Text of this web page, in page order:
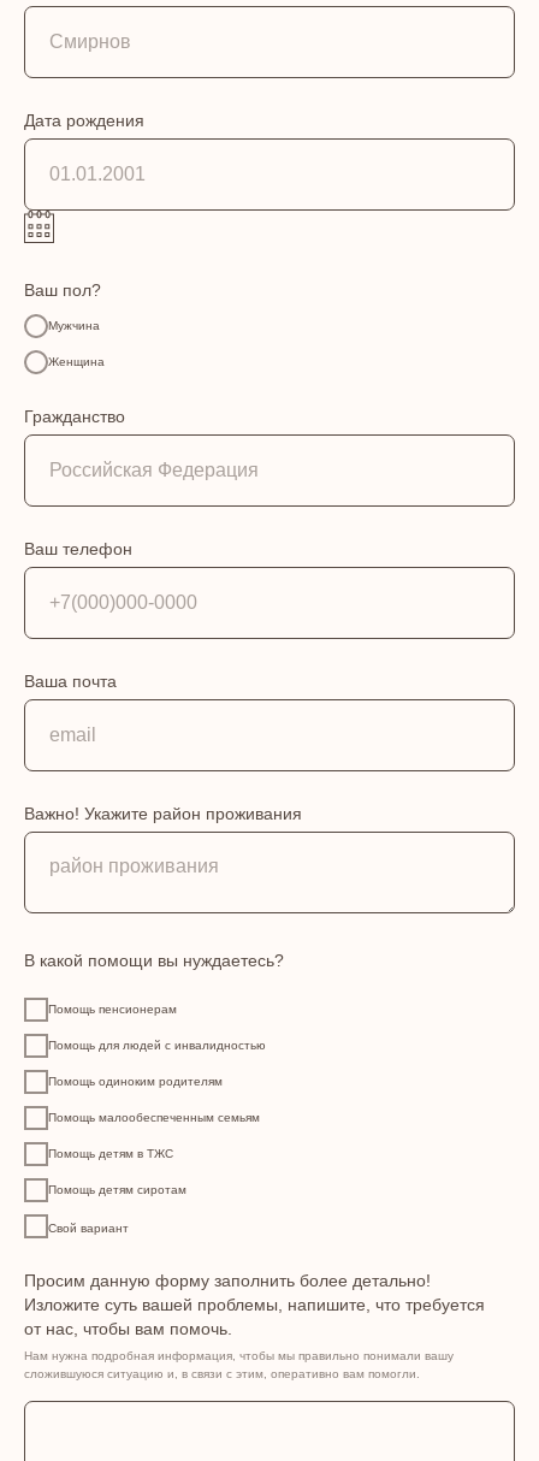
Дата рождения
Ваш пол?
Мужчина
Женщина
Гражданство
Ваш телефон
Ваша почта
Важно! Укажите район проживания
В какой помощи вы нуждаетесь?
Помощь пенсионерам
Помощь для людей с инвалидностью
Помощь одиноким родителям
Помощь малообеспеченным семьям
Помощь детям в ТЖС
Помощь детям сиротам
Свой вариант
Просим данную форму заполнить более детально!
Изложите суть вашей проблемы, напишите, что требуется
от нас, чтобы вам помочь.
Нам нужна подробная информация, чтобы мы правильно понимали вашу
сложившуюся ситуацию и, в связи с этим, оперативно вам помогли.